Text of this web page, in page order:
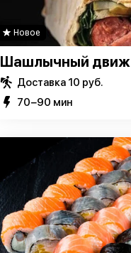
Новое
Шашлычный движ
Доставка 10 руб.
70−90 мин